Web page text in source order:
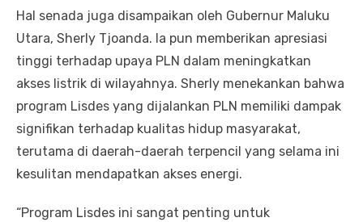
Hal senada juga disampaikan oleh Gubernur Maluku
Utara, Sherly Tjoanda. Ia pun memberikan apresiasi
tinggi terhadap upaya PLN dalam meningkatkan
akses listrik di wilayahnya. Sherly menekankan bahwa
program Lisdes yang dijalankan PLN memiliki dampak
signifikan terhadap kualitas hidup masyarakat,
terutama di daerah-daerah terpencil yang selama ini
kesulitan mendapatkan akses energi.
“Program Lisdes ini sangat penting untuk